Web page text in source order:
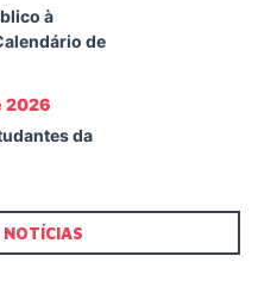
à
de
2026
da